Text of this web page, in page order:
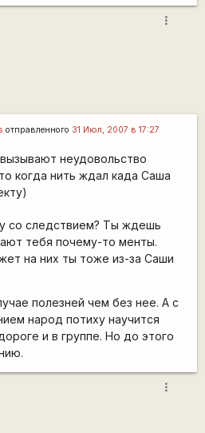
more_vert
отправленного 31 Июл, 2007 в 17:27
неудовольство
когда нить ждал када Саша
со следствием? Ты ждешь
тебя почему-то менты.
на них ты тоже из-за Саши
полезней чем без нее. А с
народ потиху научится
и в группе. Но до этого
more_vert